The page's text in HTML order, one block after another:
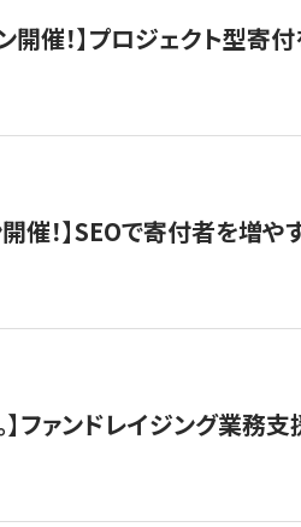
開催！】プロジェクト型
開催！】SEOで寄付者を増
】ファンドレイジング業務